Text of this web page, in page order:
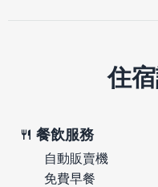
住
餐飲服務
自動販賣機
免費早餐